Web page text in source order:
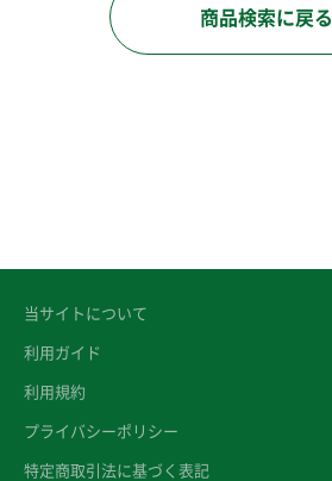
商品検索に戻る
当サイトについて
利用ガイド
利用規約
プライバシーポリシー
特定商取引法に基づく表記